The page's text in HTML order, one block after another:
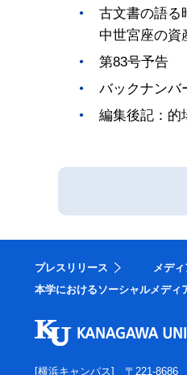
古文書の語る
中世宮座の資
第83号予告
バックナンバ
編集後記：的
プレスリリース メデ
本学におけるソーシャルメディ
[横浜キャンパス] 〒221-8686